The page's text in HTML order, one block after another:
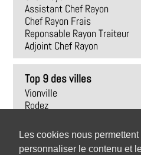
Les cookies nous permettent
personnaliser le contenu et
Assistant Chef Rayon
Chef Rayon Frais
Reponsable Rayon Traiteur
Adjoint Chef Rayon
Top 9 des villes
Vionville
Rodez
Revel